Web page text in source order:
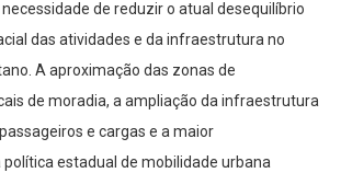
de reduzir o atual desequilíbrio
das atividades e da infraestrutura no
A aproximação das zonas de
de moradia, a ampliação da infraestrutura
e cargas e a maior
estadual de mobilidade urbana